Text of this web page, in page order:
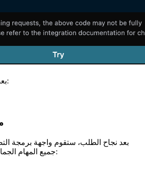
بعض أمثلة الكود كما يلي:
بعد نجاح الطلب، ستقوم واجهة برمجة
جميع المهام الجماعية. على سبيل المثال: